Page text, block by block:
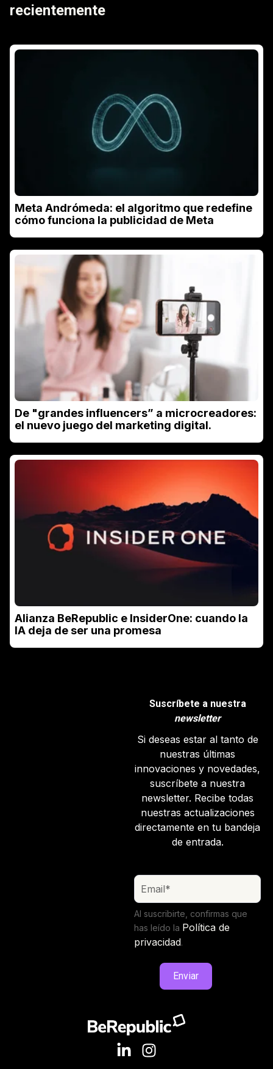
recientemente
Meta Andrómeda: el algoritmo que redefine
cómo funciona la publicidad de Meta
De "grandes influencers” a microcreadores:
el nuevo juego del marketing digital.
Alianza BeRepublic e InsiderOne: cuando la
IA deja de ser una promesa
Suscríbete a nuestra
newsletter
Si deseas estar al tanto de
nuestras últimas
innovaciones y novedades,
suscríbete a nuestra
newsletter. Recibe todas
nuestras actualizaciones
directamente en tu bandeja
de entrada.
Al suscribirte, confirmas que
has leído la Política de
privacidad.